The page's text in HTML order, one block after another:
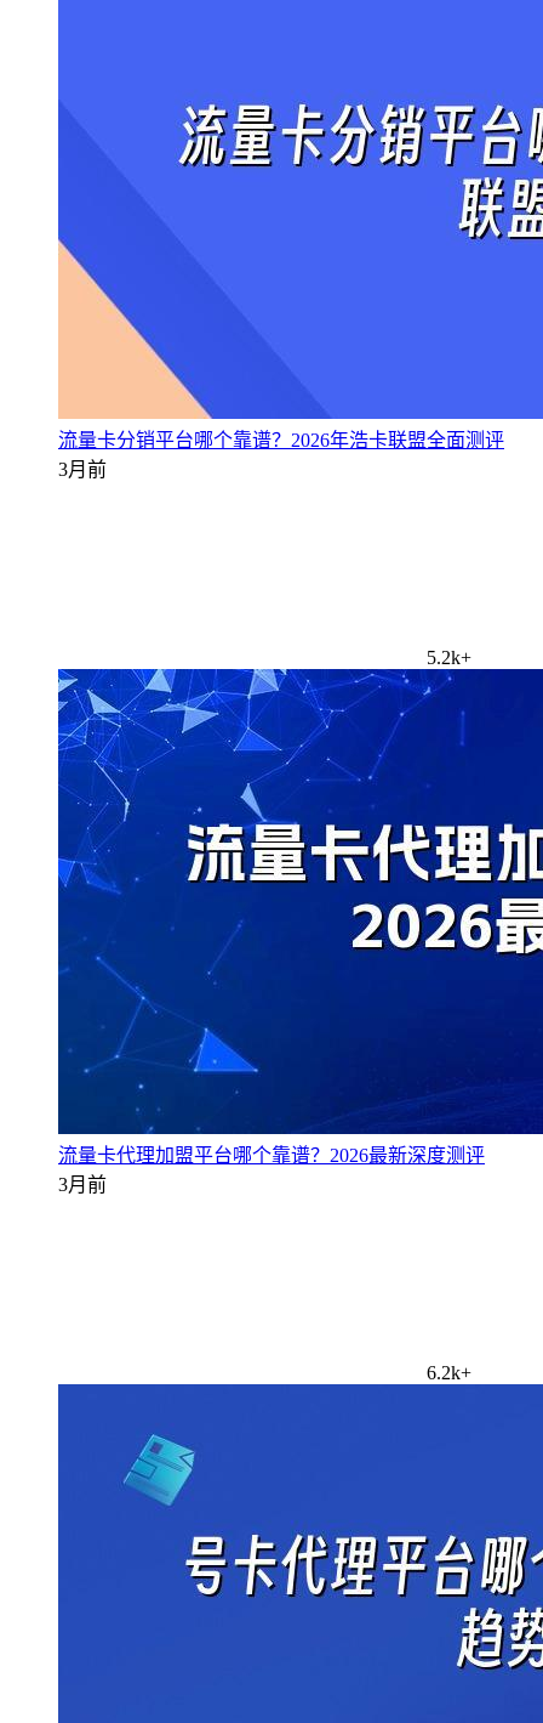
流量卡分销平台哪个靠谱？2026年浩卡联盟全面测评
3月前
5.2k+
流量卡代理加盟平台哪个靠谱？2026最新深度测评
3月前
6.2k+